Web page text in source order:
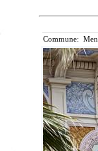
Commune: